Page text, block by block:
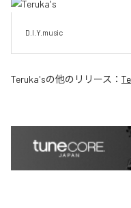
D.I.Y.music
Teruka'sの他のリリース：